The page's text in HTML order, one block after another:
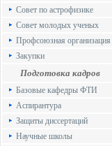
Совет по астрофизике
Совет молодых ученых
Профсоюзная организация
Закупки
Подготовка кадров
Базовые кафедры ФТИ
Аспирантура
Защиты диссертаций
Научные школы